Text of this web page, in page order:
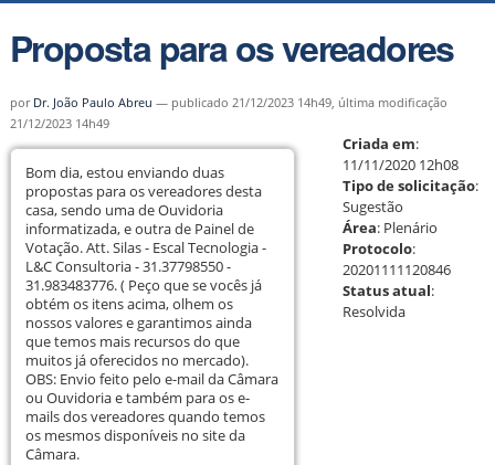
Proposta para os vereadores
por Dr. João Paulo Abreu — publicado 21/12/2023 14h49, última modificação
21/12/2023 14h49
Bom dia, estou enviando duas
propostas para os vereadores desta
casa, sendo uma de Ouvidoria
informatizada, e outra de Painel de
Votação. Att. Silas - Escal Tecnologia -
L&C Consultoria - 31.37798550 -
31.983483776. ( Peço que se vocês já
obtém os itens acima, olhem os
nossos valores e garantimos ainda
que temos mais recursos do que
muitos já oferecidos no mercado).
OBS: Envio feito pelo e-mail da Câmara
ou Ouvidoria e também para os e-
mails dos vereadores quando temos
os mesmos disponíveis no site da
Câmara.
Criada em:
11/11/2020 12h08
Tipo de solicitação:
Sugestão
Área: Plenário
Protocolo:
20201111120846
Status atual:
Resolvida